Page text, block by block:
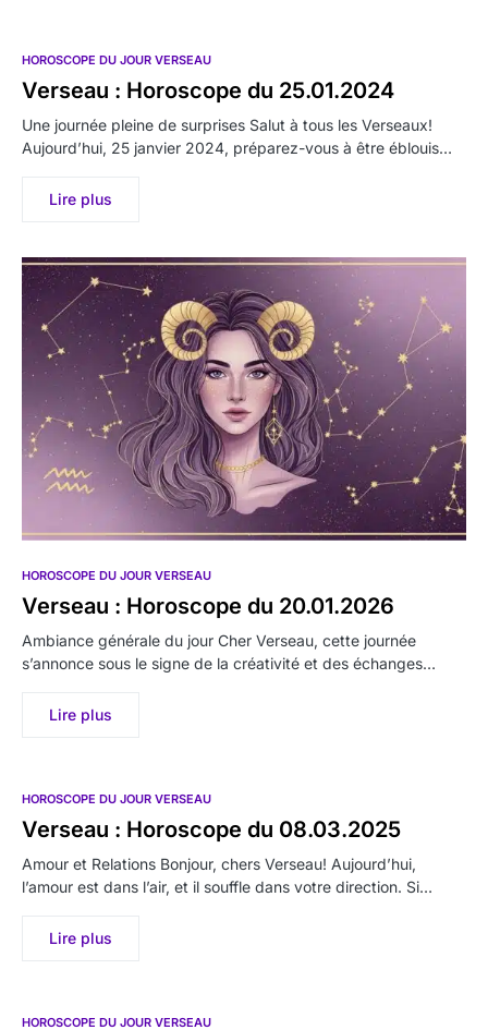
HOROSCOPE DU JOUR VERSEAU
Verseau : Horoscope du 25.01.2024
Une journée pleine de surprises Salut à tous les Verseaux!
Aujourd’hui, 25 janvier 2024, préparez-vous à être éblouis…
Lire plus
HOROSCOPE DU JOUR VERSEAU
Verseau : Horoscope du 20.01.2026
Ambiance générale du jour Cher Verseau, cette journée
s’annonce sous le signe de la créativité et des échanges…
Lire plus
HOROSCOPE DU JOUR VERSEAU
Verseau : Horoscope du 08.03.2025
Amour et Relations Bonjour, chers Verseau! Aujourd’hui,
l’amour est dans l’air, et il souffle dans votre direction. Si…
Lire plus
HOROSCOPE DU JOUR VERSEAU